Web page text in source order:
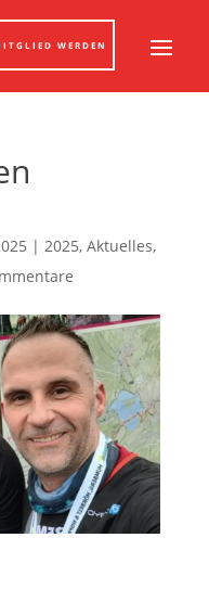
WERDEN
| 2025, Aktuelles,